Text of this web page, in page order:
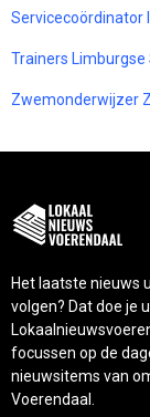
Servicecoördinator
Trainers
Zwemonderwijzer
Het laatste nieuws
volgen? Dat doe je
focussen op de
nieuwsitems van
Voerendaal.